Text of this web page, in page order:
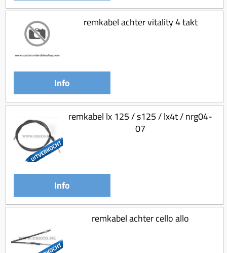
Ketting / tandwiel
Koeling (delen)
Overbrenging
remkabel achter vitality 4 takt
Info
remkabel lx 125 / s125 / lx4t / nrg04-
07
Info
remkabel achter cello allo